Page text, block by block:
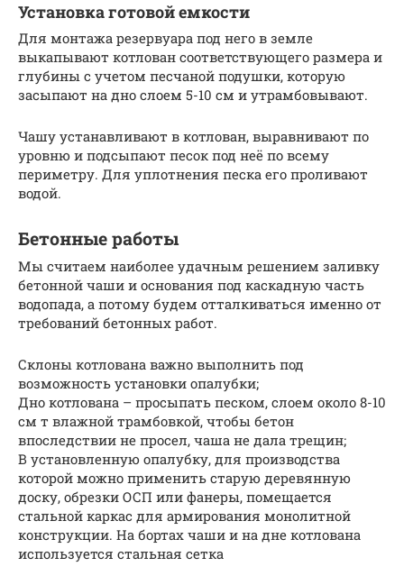
Установка готовой емкости
Для монтажа резервуара под него в земле
выкапывают котлован соответствующего размера и
глубины с учетом песчаной подушки, которую
засыпают на дно слоем 5-10 см и утрамбовывают.
Чашу устанавливают в котлован, выравнивают по
уровню и подсыпают песок под неё по всему
периметру. Для уплотнения песка его проливают
водой.
Бетонные работы
Мы считаем наиболее удачным решением заливку
бетонной чаши и основания под каскадную часть
водопада, а потому будем отталкиваться именно от
требований бетонных работ.
Склоны котлована важно выполнить под
возможность установки опалубки;
Дно котлована – просыпать песком, слоем около 8-10
см т влажной трамбовкой, чтобы бетон
впоследствии не просел, чаша не дала трещин;
В установленную опалубку, для производства
которой можно применить старую деревянную
доску, обрезки ОСП или фанеры, помещается
стальной каркас для армирования монолитной
конструкции. На бортах чаши и на дне котлована
используется стальная сетка